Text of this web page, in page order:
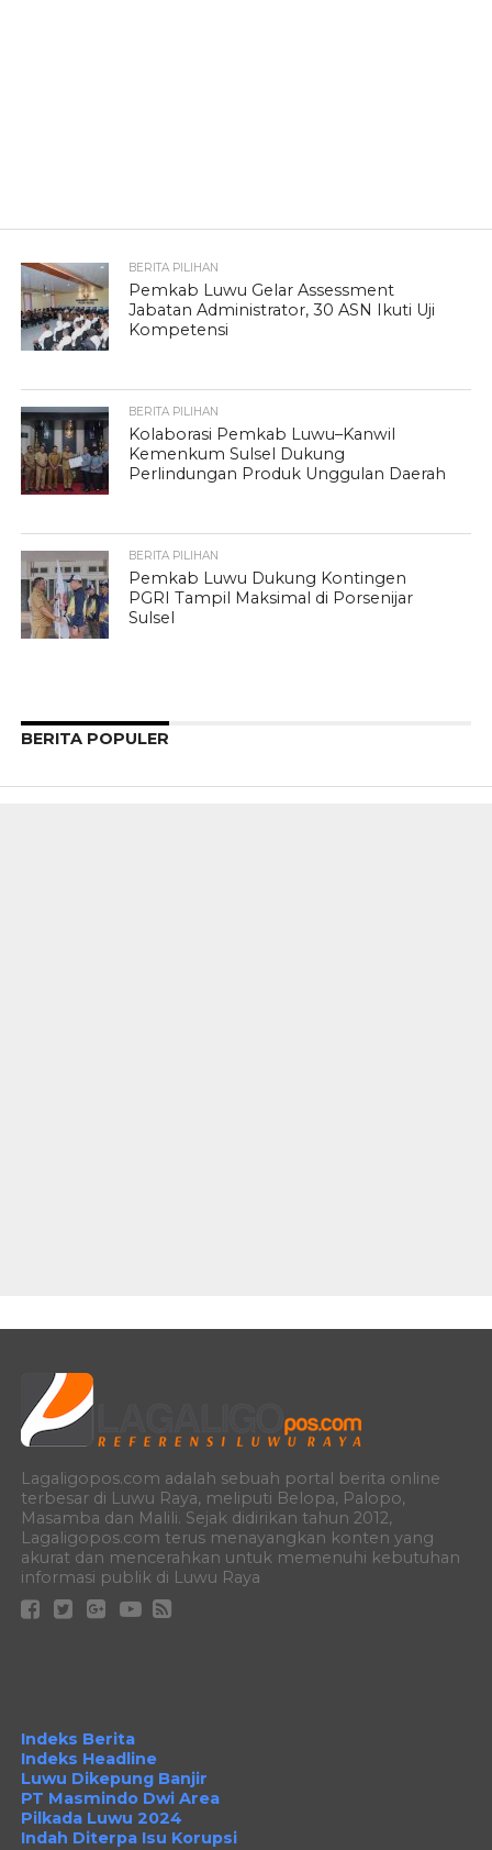
BERITA PILIHAN
Pemkab Luwu Gelar Assessment
Jabatan Administrator, 30 ASN Ikuti Uji
Kompetensi
BERITA PILIHAN
Kolaborasi Pemkab Luwu–Kanwil
Kemenkum Sulsel Dukung
Perlindungan Produk Unggulan Daerah
BERITA PILIHAN
Pemkab Luwu Dukung Kontingen
PGRI Tampil Maksimal di Porsenijar
Sulsel
BERITA POPULER
Lagaligopos.com adalah sebuah portal berita online
terbesar di Luwu Raya, meliputi Belopa, Palopo,
Masamba dan Malili. Sejak didirikan tahun 2012,
Lagaligopos.com terus menayangkan konten yang
akurat dan mencerahkan untuk memenuhi kebutuhan
informasi publik di Luwu Raya
Indeks Berita
Indeks Headline
Luwu Dikepung Banjir
PT Masmindo Dwi Area
Pilkada Luwu 2024
Indah Diterpa Isu Korupsi